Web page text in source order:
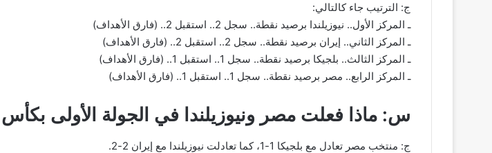
ج: الترتيب جاء كالتالي:
ـ المركز الأول.. نيوزيلندا برصيد نقطة.. سجل 2.. استقبل 2.. (فارق الأهداف)
ـ المركز الثاني.. إيران برصيد نقطة.. سجل 2.. استقبل 2.. (فارق الأهداف)
ـ المركز الثالث.. بلجيكا برصيد نقطة.. سجل 1.. استقبل 1.. (فارق الأهداف)
ـ المركز الرابع.. مصر برصيد نقطة.. سجل 1.. استقبل 1.. (فارق الأهداف)
س: ماذا فعلت مصر ونيوزيلندا في الجولة الأولى بكأس
ج: منتخب مصر تعادل مع بلجيكا 1-1، كما تعادلت نيوزيلندا مع إيران 2-2.